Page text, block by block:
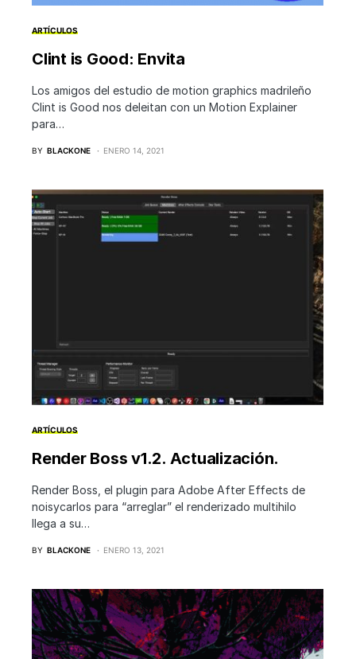
ARTÍCULOS
Clint is Good: Envita
Los amigos del estudio de motion graphics madrileño
Clint is Good nos deleitan con un Motion Explainer
para…
BY BLACKONE ENERO 14, 2021
ARTÍCULOS
Render Boss v1.2. Actualización.
Render Boss, el plugin para Adobe After Effects de
noisycarlos para “arreglar” el renderizado multihilo
llega a su…
BY BLACKONE ENERO 13, 2021